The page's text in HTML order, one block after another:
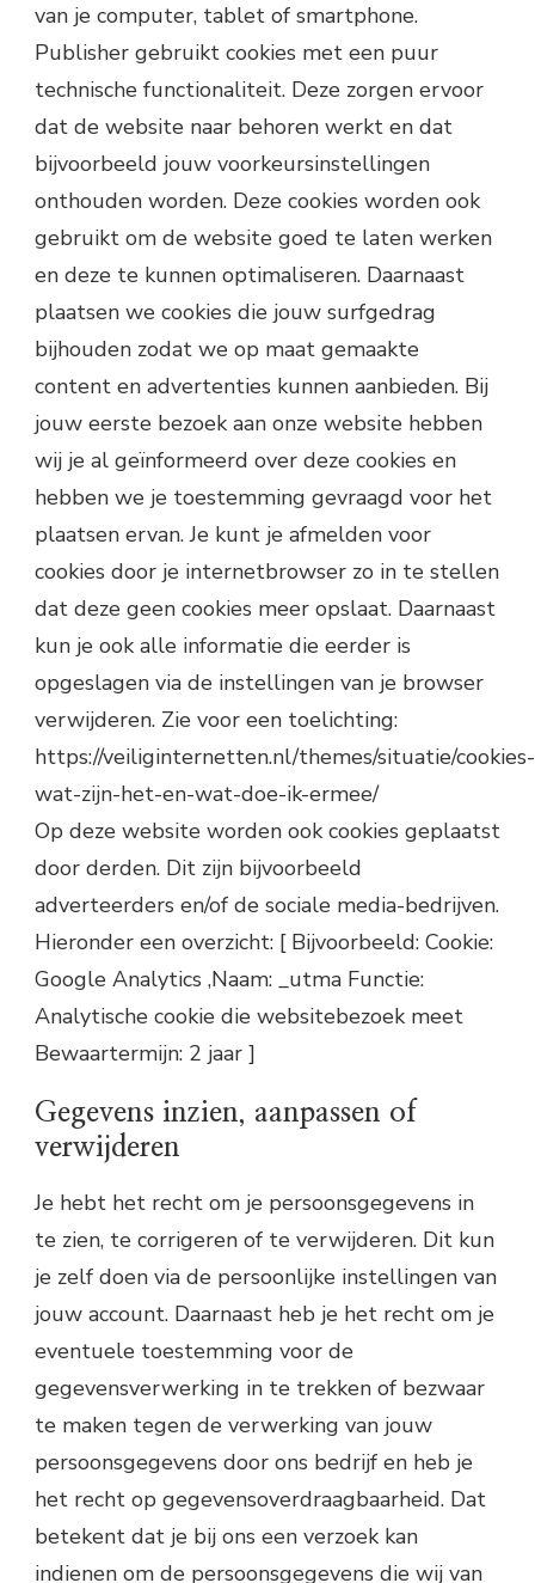
van je computer, tablet of smartphone.
Publisher gebruikt cookies met een puur
technische functionaliteit. Deze zorgen ervoor
dat de website naar behoren werkt en dat
bijvoorbeeld jouw voorkeursinstellingen
onthouden worden. Deze cookies worden ook
gebruikt om de website goed te laten werken
en deze te kunnen optimaliseren. Daarnaast
plaatsen we cookies die jouw surfgedrag
bijhouden zodat we op maat gemaakte
content en advertenties kunnen aanbieden. Bij
jouw eerste bezoek aan onze website hebben
wij je al geïnformeerd over deze cookies en
hebben we je toestemming gevraagd voor het
plaatsen ervan. Je kunt je afmelden voor
cookies door je internetbrowser zo in te stellen
dat deze geen cookies meer opslaat. Daarnaast
kun je ook alle informatie die eerder is
opgeslagen via de instellingen van je browser
verwijderen. Zie voor een toelichting:
https://veiliginternetten.nl/themes/situatie/cookies-
wat-zijn-het-en-wat-doe-ik-ermee/
Op deze website worden ook cookies geplaatst
door derden. Dit zijn bijvoorbeeld
adverteerders en/of de sociale media-bedrijven.
Hieronder een overzicht: [ Bijvoorbeeld: Cookie:
Google Analytics ,Naam: _utma Functie:
Analytische cookie die websitebezoek meet
Bewaartermijn: 2 jaar ]
Gegevens inzien, aanpassen of
verwijderen
Je hebt het recht om je persoonsgegevens in
te zien, te corrigeren of te verwijderen. Dit kun
je zelf doen via de persoonlijke instellingen van
jouw account. Daarnaast heb je het recht om je
eventuele toestemming voor de
gegevensverwerking in te trekken of bezwaar
te maken tegen de verwerking van jouw
persoonsgegevens door ons bedrijf en heb je
het recht op gegevensoverdraagbaarheid. Dat
betekent dat je bij ons een verzoek kan
indienen om de persoonsgegevens die wij van